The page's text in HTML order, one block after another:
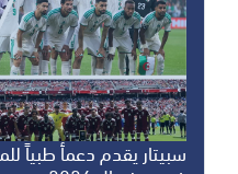
سبيتار يقدم دعمأ طبياً